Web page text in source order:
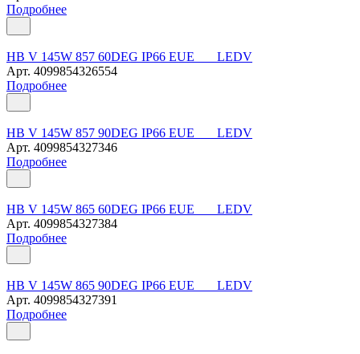
Подробнее
HB V 145W 857 60DEG IP66 EUE LEDV
Арт. 4099854326554
Подробнее
HB V 145W 857 90DEG IP66 EUE LEDV
Арт. 4099854327346
Подробнее
HB V 145W 865 60DEG IP66 EUE LEDV
Арт. 4099854327384
Подробнее
HB V 145W 865 90DEG IP66 EUE LEDV
Арт. 4099854327391
Подробнее